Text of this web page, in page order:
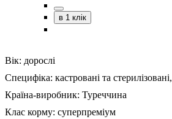
в 1 клік
Вік: дорослі
Специфіка: кастровані та стерилізовані,
Країна-виробник: Туреччина
Клас корму: суперпреміум